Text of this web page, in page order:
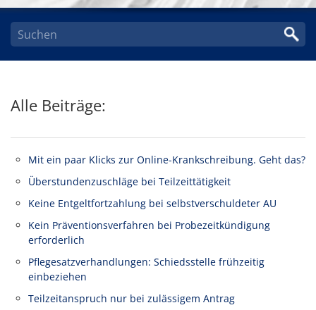
Alle Beiträge:
Mit ein paar Klicks zur Online-Krankschreibung. Geht das?
Überstundenzuschläge bei Teilzeittätigkeit
Keine Entgeltfortzahlung bei selbstverschuldeter AU
Kein Präventionsverfahren bei Probezeitkündigung
erforderlich
Pflegesatzverhandlungen: Schiedsstelle frühzeitig
einbeziehen
Teilzeitanspruch nur bei zulässigem Antrag